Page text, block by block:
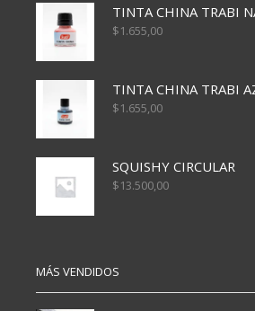
TINTA CHINA TRABI
$1.655,00
TINTA CHINA TRABI
$1.655,00
SQUISHY CIRCULAR
$13.500,00
MÁS VENDIDOS